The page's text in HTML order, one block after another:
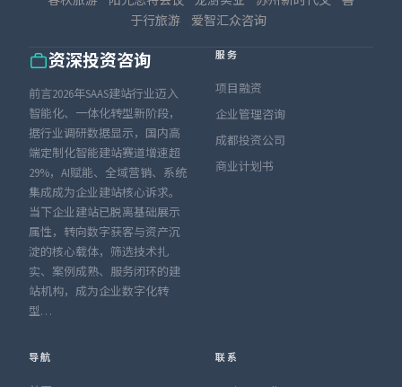
于行旅游
爱智汇众咨询
资深投资咨询
前言2026年SAAS建站行业迈入
智能化、一体化转型新阶段，
据行业调研数据显示，国内高
端定制化智能建站赛道增速超
29%，AI赋能、全域营销、系统
集成成为企业建站核心诉求。
当下企业建站已脱离基础展示
属性，转向数字获客与资产沉
淀的核心载体，筛选技术扎
实、案例成熟、服务闭环的建
站机构，成为企业数字化转
型…
服务
项目融资
企业管理咨询
成都投资公司
商业计划书
导航 联系